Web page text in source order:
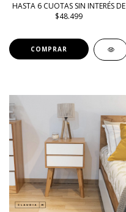
HASTA 6 CUOTAS SIN INTERÉS DE
$48.499
COMPRAR